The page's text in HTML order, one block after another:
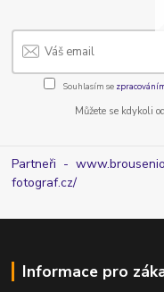
Souhlasím se
Můžete se kdykoli
Partneři -
fotograf.cz/
Informace pro